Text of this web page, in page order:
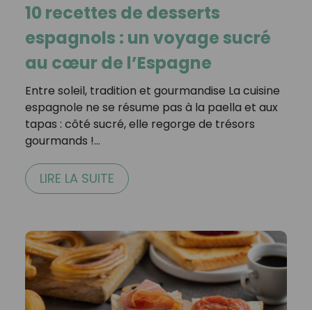
10 recettes de desserts
espagnols : un voyage sucré
au cœur de l’Espagne
Entre soleil, tradition et gourmandise La cuisine
espagnole ne se résume pas à la paella et aux
tapas : côté sucré, elle regorge de trésors
gourmands !…
LIRE LA SUITE